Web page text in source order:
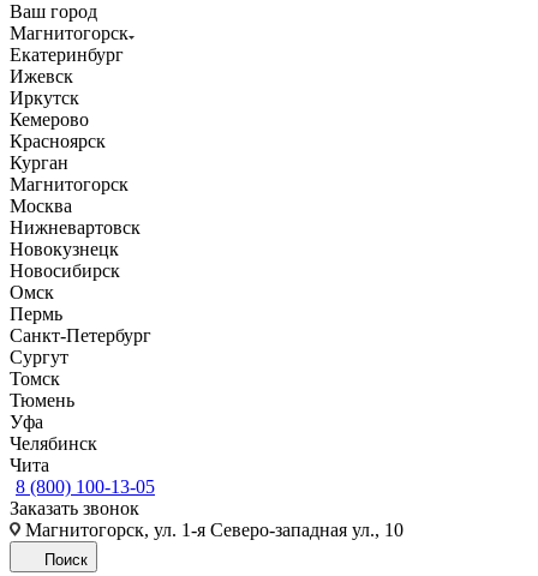
Ваш город
Магнитогорск
Екатеринбург
Ижевск
Иркутск
Кемерово
Красноярск
Курган
Магнитогорск
Москва
Нижневартовск
Новокузнецк
Новосибирск
Омск
Пермь
Санкт-Петербург
Сургут
Томск
Тюмень
Уфа
Челябинск
Чита
8 (800) 100-13-05
Заказать звонок
Магнитогорск, ул. 1-я Северо-западная ул., 10
Поиск